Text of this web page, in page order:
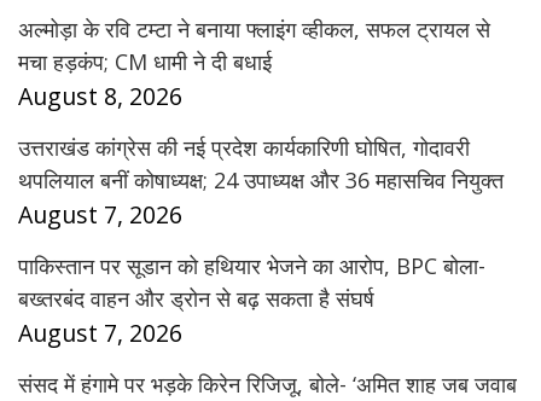
अल्मोड़ा के रवि टम्टा ने बनाया फ्लाइंग व्हीकल, सफल ट्रायल से
मचा हड़कंप; CM धामी ने दी बधाई
August 8, 2026
उत्तराखंड कांग्रेस की नई प्रदेश कार्यकारिणी घोषित, गोदावरी
थपलियाल बनीं कोषाध्यक्ष; 24 उपाध्यक्ष और 36 महासचिव नियुक्त
August 7, 2026
पाकिस्तान पर सूडान को हथियार भेजने का आरोप, BPC बोला-
बख्तरबंद वाहन और ड्रोन से बढ़ सकता है संघर्ष
August 7, 2026
संसद में हंगामे पर भड़के किरेन रिजिजू, बोले- ‘अमित शाह जब जवाब